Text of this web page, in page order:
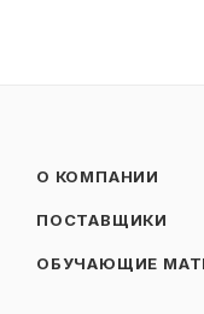
О КОМПАНИИ
ПОСТАВЩИКИ
ОБУЧАЮЩИЕ